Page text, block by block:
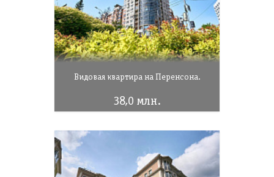
Видовая квартира на Перенсона.
38,0 млн.